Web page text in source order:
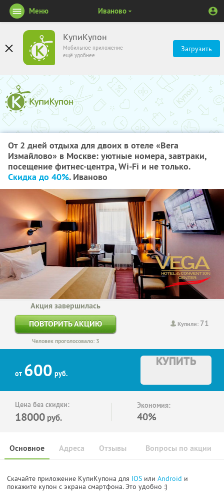
КупиКупон
Мобильное приложение
ещё удобнее
Загрузить
Меню Иваново
От 2 дней отдыха для двоих в отеле «Вега
Измайлово» в Москве: уютные номера, завтраки,
посещение фитнес-центра, Wi-Fi и не только.
Скидка до 40%. Иваново
Купили: 71
Акция завершилась
ПОВТОРИТЬ АКЦИЮ
Человек проголосовало: 3
от 600 руб.
КУПИТЬ
Цена без скидки:
18000 руб.
Экономия:
40%
Основное Отзывы Вопросы по акции
Адреса
Скачайте приложение КупиКупона для IOS или Android и
покажите купон с экрана смартфона. Это удобно :)